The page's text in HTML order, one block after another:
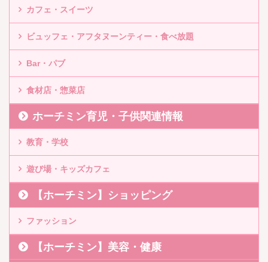
カフェ・スイーツ
ビュッフェ・アフタヌーンティー・食べ放題
Bar・パブ
食材店・惣菜店
ホーチミン育児・子供関連情報
教育・学校
遊び場・キッズカフェ
【ホーチミン】ショッピング
ファッション
【ホーチミン】美容・健康